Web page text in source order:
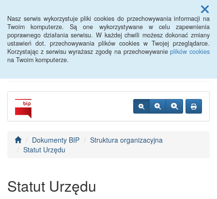
Nasz serwis wykorzystuje pliki cookies do przechowywania informacji na
Twoim komputerze. Są one wykorzystywane w celu zapewnienia
poprawnego działania serwisu. W każdej chwili możesz dokonać zmiany
ustawień dot. przechowywania plików cookies w Twojej przeglądarce.
Korzystając z serwisu wyrażasz zgodę na przechowywanieplików cookies
na Twoim komputerze.
Menu
Powiatowy Urząd Pracy w
Oławie
Dokumenty BIP
Struktura organizacyjna
Statut Urzędu
Statut Urzędu